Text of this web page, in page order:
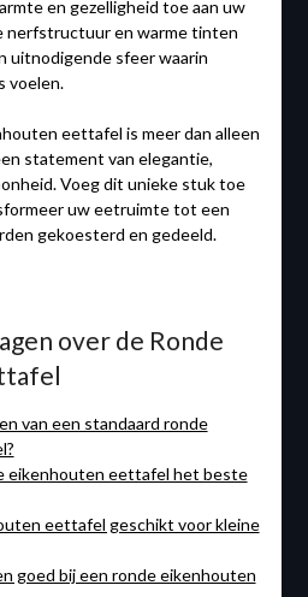
en gezelligheid toe aan uw
nerfstructuur en warme tinten
uitnodigende sfeer waarin
voelen.
eettafel is meer dan alleen
statement van elegantie,
Voeg dit unieke stuk toe
uw eetruimte tot een
gekoesterd en gedeeld.
over de Ronde
van een standaard ronde
eikenhouten eettafel het beste
eettafel geschikt voor kleine
goed bij een ronde eikenhouten